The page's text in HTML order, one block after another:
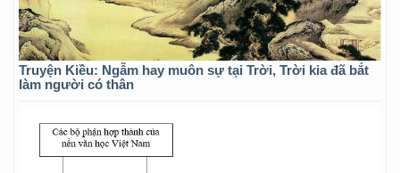
Truyện Kiều: Ngẫm hay muôn sự tại Trời, Trời kia đã bắt
làm người có thân